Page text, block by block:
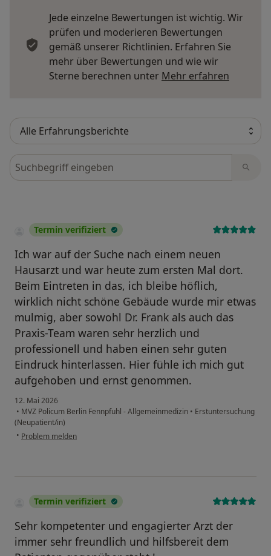
Jede einzelne Bewertungen ist wichtig. Wir
prüfen und moderieren Bewertungen
gemäß unserer Richtlinien. Erfahren Sie
mehr über Bewertungen und wie wir
Sterne berechnen unter Mehr erfahren
Bewertungen durchsuchen
Termin verifiziert
Ich war auf der Suche nach einem neuen
Hausarzt und war heute zum ersten Mal dort.
Beim Eintreten in das, ich bleibe höflich,
wirklich nicht schöne Gebäude wurde mir etwas
mulmig, aber sowohl Dr. Frank als auch das
Praxis-Team waren sehr herzlich und
professionell und haben einen sehr guten
Eindruck hinterlassen. Hier fühle ich mich gut
aufgehoben und ernst genommen.
12. Mai 2026
• MVZ Policum Berlin Fennpfuhl - Allgemeinmedizin • Erstuntersuchung
(Neupatient/in)
• Problem melden
Termin verifiziert
Sehr kompetenter und engagierter Arzt der
immer sehr freundlich und hilfsbereit dem